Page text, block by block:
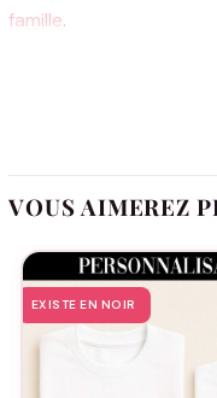
famille.
au toucher et une
La collection « spécial
pour s’adapter à
tout type de tenue.
grands-pères dans
moment, une
VOUS AIMEREZ
EXISTE EN NOIR